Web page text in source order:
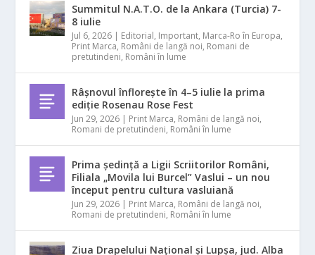
Summitul N.A.T.O. de la Ankara (Turcia) 7-
8 iulie
Jul 6, 2026 | Editorial, Important, Marca-Ro în Europa,
Print Marca, Români de langă noi, Romani de
pretutindeni, Români în lume
Râșnovul înflorește în 4–5 iulie la prima
ediție Rosenau Rose Fest
Jun 29, 2026 | Print Marca, Români de langă noi,
Romani de pretutindeni, Români în lume
Prima ședință a Ligii Scriitorilor Români,
Filiala „Movila lui Burcel” Vaslui – un nou
început pentru cultura vasluiană
Jun 29, 2026 | Print Marca, Români de langă noi,
Romani de pretutindeni, Români în lume
Ziua Drapelului Național și Lupșa, jud. Alba